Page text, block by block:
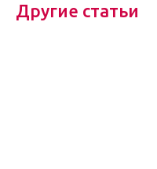
Другие статьи